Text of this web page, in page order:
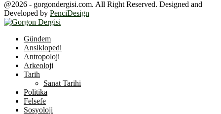
@2026 - gorgondergisi.com. All Right Reserved. Designed and
Developed by PenciDesign
Gündem
Ansiklopedi
Antropoloji
Arkeoloji
Tarih
Sanat Tarihi
Politika
Felsefe
Sosyoloji